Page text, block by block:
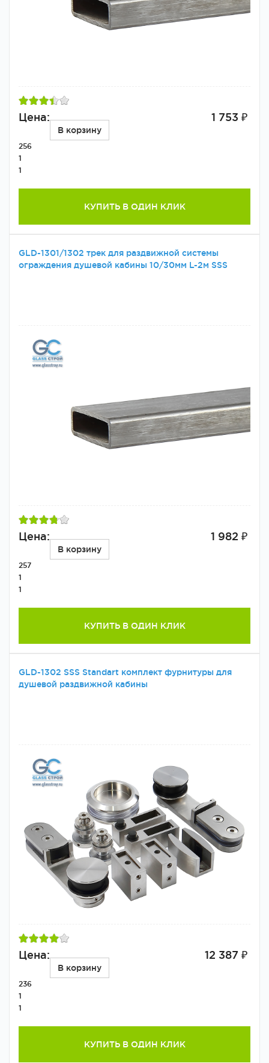
Цена: 1 753 ₽
В корзину
256
1
1
КУПИТЬ В ОДИН КЛИК
GLD-1301/1302 трек для раздвижной системы
ограждения душевой кабины 10/30мм L-2м SSS
Цена: 1 982 ₽
В корзину
257
1
1
КУПИТЬ В ОДИН КЛИК
GLD-1302 SSS Standart комплект фурнитуры для
душевой раздвижной кабины
Цена: 12 387 ₽
В корзину
236
1
1
КУПИТЬ В ОДИН КЛИК